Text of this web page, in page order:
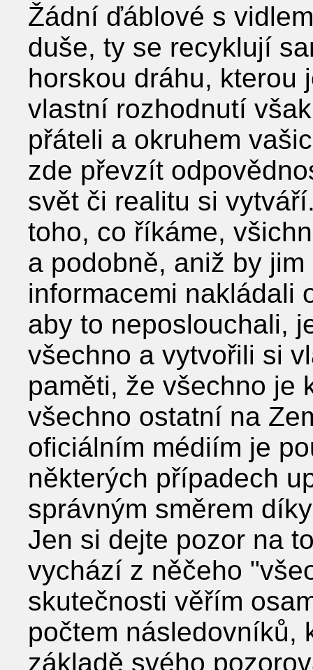
Žádní ďáblové s
duše, ty se recyklují
horskou dráhu, kterou
vlastní rozhodnutí
přáteli a okruhem
zde převzít
svět či realitu si
toho, co říkáme,
a podobně, aniž by
informacemi nakládali
aby to neposlouchali,
všechno a vytvořili si
paměti, že všechno je
všechno ostatní na
oficiálním médiím je
některých případech
správným směrem
Jen si dejte pozor na
vychází z něčeho
skutečnosti věřím
počtem následovníků,
základě svého